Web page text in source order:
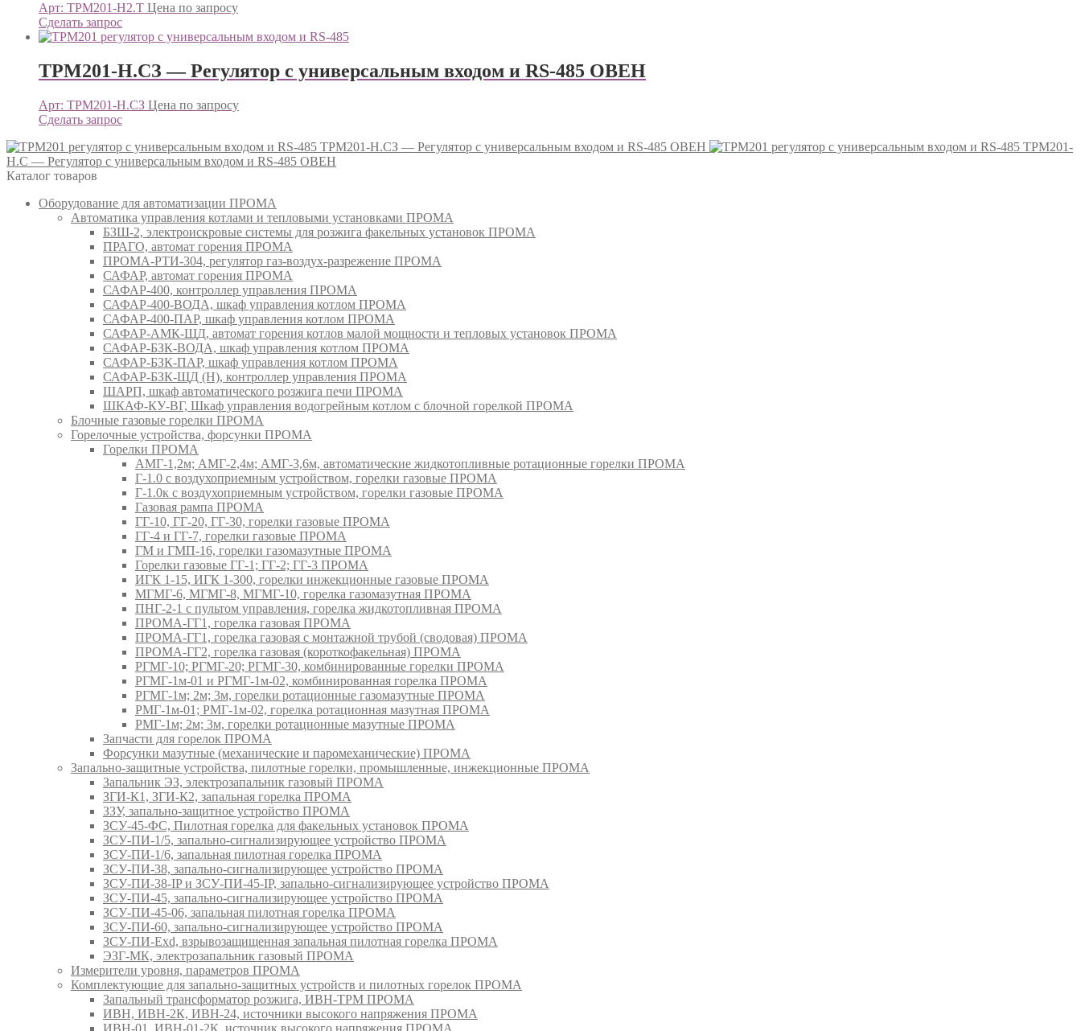
Арт: ТРМ201-Н2.Т Цена по запросу
Сделать запрос
ТРМ201-Н.СЗ — Регулятор с универсальным входом и RS-485 ОВЕН
Арт: ТРМ201-Н.СЗ Цена по запросу
Сделать запрос
ТРМ201-Н.СЗ — Регулятор с универсальным входом и RS-485 ОВЕН
ТРМ201-
Н.С — Регулятор с универсальным входом и RS-485 ОВЕН
Каталог товаров
Оборудование для автоматизации ПРОМА
Автоматика управления котлами и тепловыми установками ПРОМА
БЗШ-2, электроискровые системы для розжига факельных установок ПРОМА
ПРАГО, автомат горения ПРОМА
ПРОМА-РТИ-304, регулятор газ-воздух-разрежение ПРОМА
САФАР, автомат горения ПРОМА
САФАР-400, контроллер управления ПРОМА
САФАР-400-ВОДА, шкаф управления котлом ПРОМА
САФАР-400-ПАР, шкаф управления котлом ПРОМА
САФАР-АМК-ЩД, автомат горения котлов малой мощности и тепловых установок ПРОМА
САФАР-БЗК-ВОДА, шкаф управления котлом ПРОМА
САФАР-БЗК-ПАР, шкаф управления котлом ПРОМА
САФАР-БЗК-ЩД (Н), контроллер управления ПРОМА
ШАРП, шкаф автоматического розжига печи ПРОМА
ШКАФ-КУ-ВГ, Шкаф управления водогрейным котлом с блочной горелкой ПРОМА
Блочные газовые горелки ПРОМА
Горелочные устройства, форсунки ПРОМА
Горелки ПРОМА
АМГ-1,2м; АМГ-2,4м; АМГ-3,6м, автоматические жидкотопливные ротационные горелки ПРОМА
Г-1.0 с воздухоприемным устройством, горелки газовые ПРОМА
Г-1.0к с воздухоприемным устройством, горелки газовые ПРОМА
Газовая рампа ПРОМА
ГГ-10, ГГ-20, ГГ-30, горелки газовые ПРОМА
ГГ-4 и ГГ-7, горелки газовые ПРОМА
ГМ и ГМП-16, горелки газомазутные ПРОМА
Горелки газовые ГГ-1; ГГ-2; ГГ-3 ПРОМА
ИГК 1-15, ИГК 1-300, горелки инжекционные газовые ПРОМА
МГМГ-6, МГМГ-8, МГМГ-10, горелка газомазутная ПРОМА
ПНГ-2-1 с пультом управления, горелка жидкотопливная ПРОМА
ПРОМА-ГГ1, горелка газовая ПРОМА
ПРОМА-ГГ1, горелка газовая с монтажной трубой (сводовая) ПРОМА
ПРОМА-ГГ2, горелка газовая (короткофакельная) ПРОМА
РГМГ-10; РГМГ-20; РГМГ-30, комбинированные горелки ПРОМА
РГМГ-1м-01 и РГМГ-1м-02, комбинированная горелка ПРОМА
РГМГ-1м; 2м; 3м, горелки ротационные газомазутные ПРОМА
РМГ-1м-01; РМГ-1м-02, горелка ротационная мазутная ПРОМА
РМГ-1м; 2м; 3м, горелки ротационные мазутные ПРОМА
Запчасти для горелок ПРОМА
Форсунки мазутные (механические и паромеханические) ПРОМА
Запально-защитные устройства, пилотные горелки, промышленные, инжекционные ПРОМА
Запальник ЭЗ, электрозапальник газовый ПРОМА
ЗГИ-К1, ЗГИ-К2, запальная горелка ПРОМА
ЗЗУ, запально-защитное устройство ПРОМА
ЗСУ-45-ФС, Пилотная горелка для факельных установок ПРОМА
ЗСУ-ПИ-1/5, запально-сигнализирующее устройство ПРОМА
ЗСУ-ПИ-1/6, запальная пилотная горелка ПРОМА
ЗСУ-ПИ-38, запально-сигнализирующее устройство ПРОМА
ЗСУ-ПИ-38-IP и ЗСУ-ПИ-45-IP, запально-сигнализирующее устройство ПРОМА
ЗСУ-ПИ-45, запально-сигнализирующее устройство ПРОМА
ЗСУ-ПИ-45-06, запальная пилотная горелка ПРОМА
ЗСУ-ПИ-60, запально-сигнализирующее устройство ПРОМА
ЗСУ-ПИ-Exd, взрывозащищенная запальная пилотная горелка ПРОМА
ЭЗГ-МК, электрозапальник газовый ПРОМА
Измерители уровня, параметров ПРОМА
Комплектующие для запально-защитных устройств и пилотных горелок ПРОМА
Запальный трансформатор розжига, ИВН-ТРМ ПРОМА
ИВН, ИВН-2К, ИВН-24, источники высокого напряжения ПРОМА
ИВН-01, ИВН-01-2К, источник высокого напряжения ПРОМА